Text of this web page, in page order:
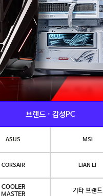
브랜드 · 감성PC
ASUS MSI
CORSAIR LIAN LI
COOLER
MASTER
기타 브랜드